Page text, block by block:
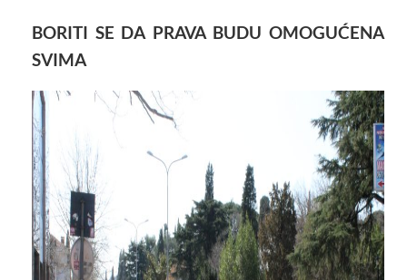
BORITI SE DA PRAVA BUDU OMOGUĆENA
SVIMA